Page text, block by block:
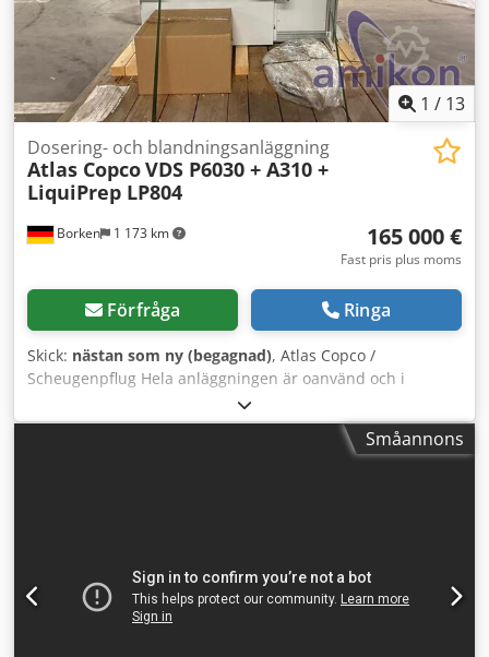
1 / 13
Borken 1 173 km
Dosering- och blandningsanläggning
Atlas CopcoVDS P6030 + A310 +
LiquiPrep LP804
165 000 €
Fast pris plus moms
Förfråga Ringa
Skick: nästan som ny (begagnad), Atlas Copco /
Scheugenpflug Hela anläggningen är oanvänd och i
nyskick. Typ: VDS P6030 Automatisk hantering av en
komplett process, från påfyllning till avlastning. Blandning
av två komponenter (t.ex. harts och härdare) direkt i
Effektförbrukning: 8,5 kVA Säkring: 3 × 32 A Styrsspänning:
24 V DC Drifttryck: 6 bar Tryckövervakning: 4 bar
Tryckluftsanslutning: 6 bar Drifttemperatur: +10 °C till +40
Småannons